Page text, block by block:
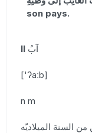
son pays.
II آبُ
['ʔaːb]
n m